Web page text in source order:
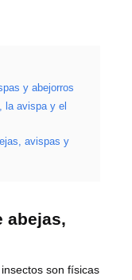
y abejorros
la avispa y el
avispas y
abejas,
son físicas